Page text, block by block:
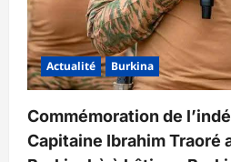
Actualité Burkina
Commémoration de
Capitaine Ibrahim Traoré